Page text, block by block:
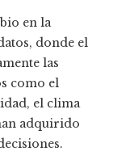
en la
donde el
las
como el
el clima
adquirido